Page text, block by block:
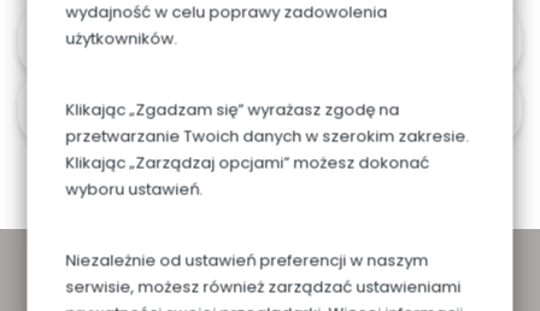
wydajność w celu poprawy zadowolenia
użytkowników.
Klikając „Zgadzam się” wyrażasz zgodę na
przetwarzanie Twoich danych w szerokim zakresie.
Klikając „Zarządzaj opcjami” możesz dokonać
wyboru ustawień.
Niezależnie od ustawień preferencji w naszym
serwisie, możesz również zarządzać ustawieniami
Alergeny
Czas i koszt dostawy